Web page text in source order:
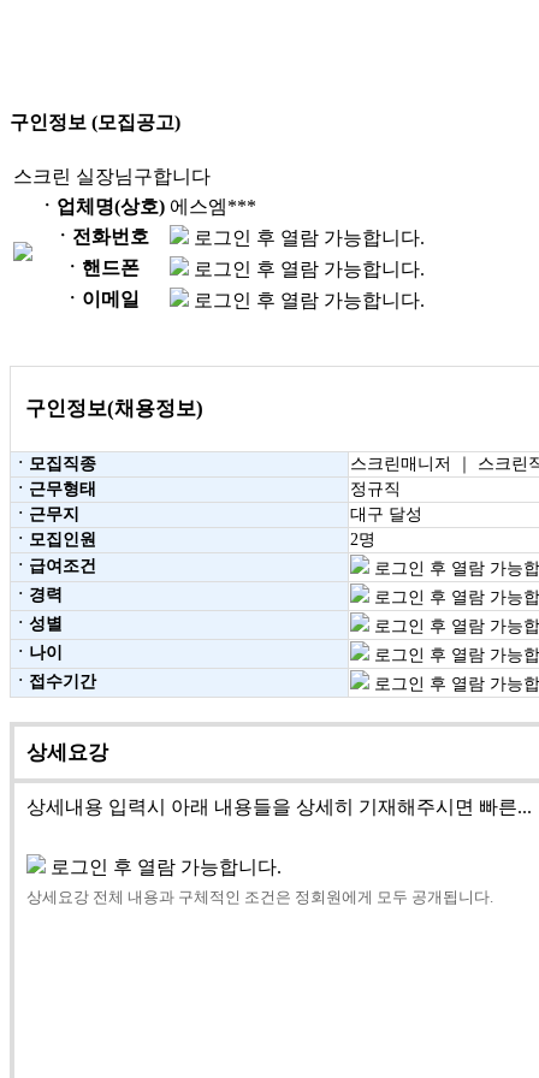
구인정보 (모집공고)
스크린 실장님구합니다
ㆍ업체명(상호) 에스엠***
ㆍ전화번호
로그인 후 열람 가능합니다.
ㆍ핸드폰
로그인 후 열람 가능합니다.
ㆍ이메일
로그인 후 열람 가능합니다.
구인정보(채용정보)
ㆍ모집직종
스크린매니저 ｜ 스크린
ㆍ근무형태
정규직
ㆍ근무지
대구 달성
ㆍ모집인원
2명
ㆍ급여조건
로그인 후 열람 가능
ㆍ경력
로그인 후 열람 가능
ㆍ성별
로그인 후 열람 가능
ㆍ나이
로그인 후 열람 가능
ㆍ접수기간
로그인 후 열람 가능
상세요강
상세내용 입력시 아래 내용들을 상세히 기재해주시면 빠른...
로그인 후 열람 가능합니다.
상세요강 전체 내용과 구체적인 조건은 정회원에게 모두 공개됩니다.